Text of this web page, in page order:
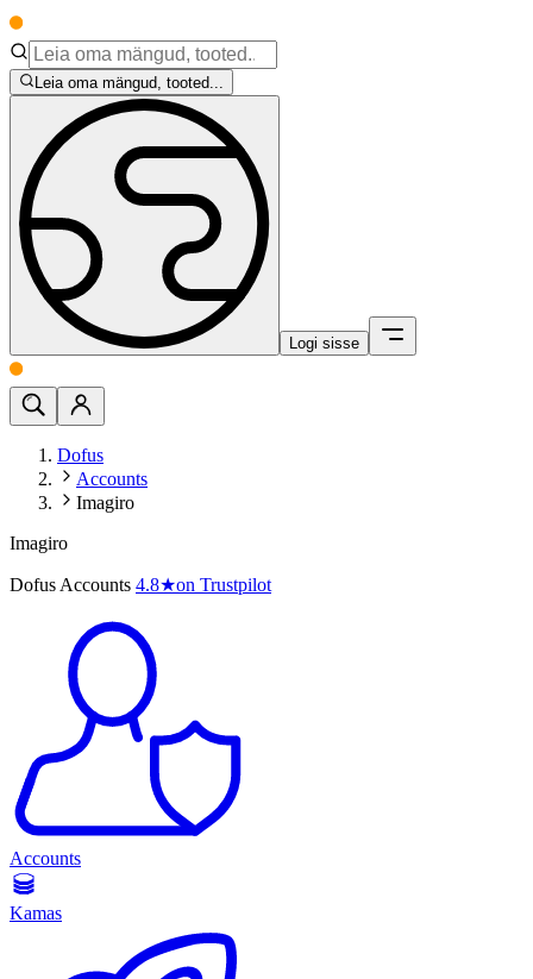
Leia oma mängud, tooted...
Logi sisse
Dofus
Accounts
Imagiro
Imagiro
Dofus Accounts 4.8★on Trustpilot
Accounts
Kamas